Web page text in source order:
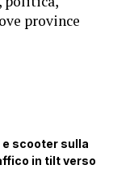
province
scooter sulla
in tilt verso